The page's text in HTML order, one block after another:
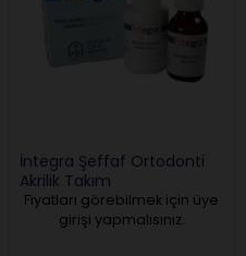
İntegra Şeffaf Ortodonti
Akrilik Takım
Fiyatları görebilmek için üye
girişi yapmalısınız.